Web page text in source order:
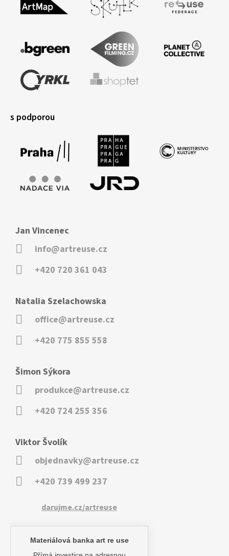
s podporou
Jan Vincenec
info@artreuse.cz
+420 720 361 043
Natalia Szelachowska
office@artreuse.cz
+420 775 855 558
Šimon Sýkora
produkce@artreuse.cz
+420 724 255 356
Viktor Švolík
objednavky@artreuse.cz
+420 739 499 237
darujme.cz/artreuse